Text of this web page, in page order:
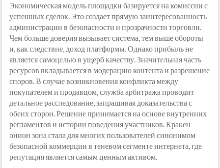
Экономическая модель площадки базируется на комиссии с
успешных сделок. Это создает прямую заинтересованность
администрации в безопасности и прозрачности торговли.
Чем больше доверия вызывает система, тем выше обороты
и, как следствие, доход платформы. Однако прибыль не
является самоцелью в ущерб качеству. Значительная часть
ресурсов вкладывается в модерацию контента и разрешение
споров. В случае возникновения конфликта между
покупателем и продавцом, служба арбитража проводит
детальное расследование, запрашивая доказательства с
обеих сторон. Решение принимается на основе внутренних
регламентов и истории поведения участников. Кракен
онион зона стала для многих пользователей синонимом
безопасной коммерции в теневом сегменте интернета, где
репутация является самым ценным активом.